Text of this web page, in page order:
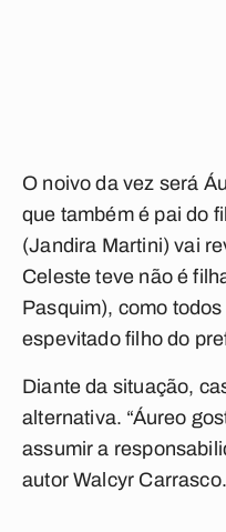
O noivo da vez será
que também é pai do
(Jandira Martini) vai
Celeste teve não é
Pasquim), como
espevitado filho do
Diante da situação,
alternativa. “Áureo
assumir a
autor Walcyr Carrasco.